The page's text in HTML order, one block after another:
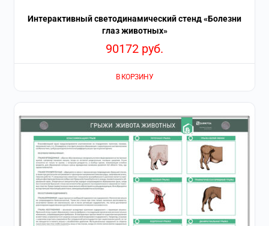
Интерактивный светодинамический стенд «Болезни
глаз животных»
90172 руб.
В КОРЗИНУ